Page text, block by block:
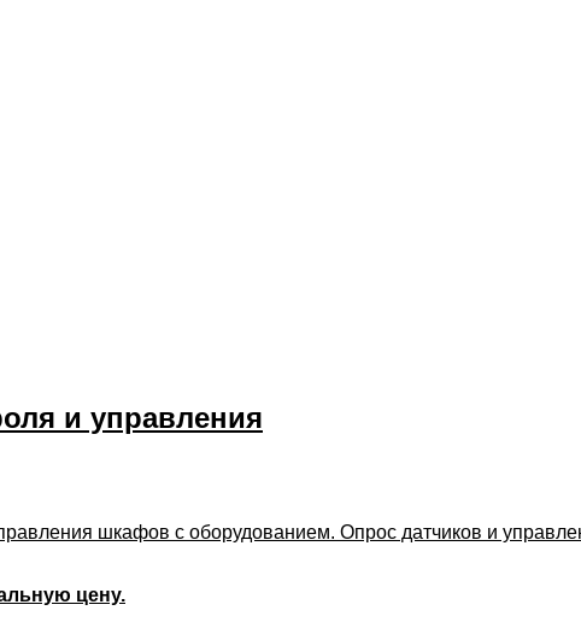
и управления
шкафов с оборудованием. Опрос датчиков и
цену.